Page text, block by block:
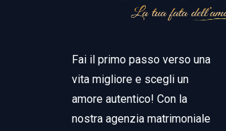
Fai il primo passo verso una
vita migliore e scegli un
amore autentico! Con la
nostra agenzia matrimoniale